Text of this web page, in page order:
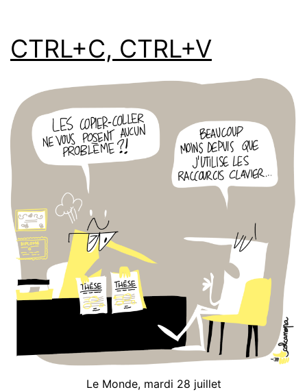
CTRL+C, CTRL+V
Le Monde, mardi 28 juillet